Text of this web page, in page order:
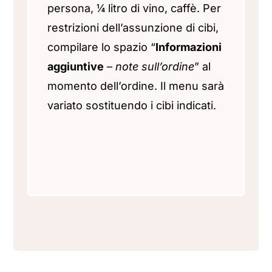
persona, ¼ litro di vino, caffè. Per
restrizioni dell’assunzione di cibi,
compilare lo spazio “Informazioni
aggiuntive – note sull’ordine” al
momento dell’ordine. Il menu sarà
variato sostituendo i cibi indicati.